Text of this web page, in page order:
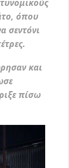
όπου
σεντόνι
και
πίσω